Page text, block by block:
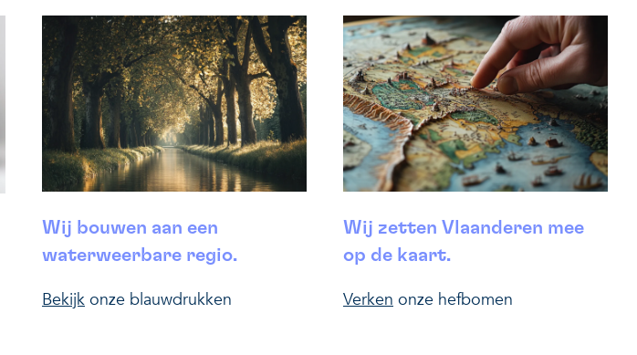
Wij bouwen aan een
waterweerbare regio.
Bekijk onze blauwdrukken
Wij zetten Vlaanderen mee
op de kaart.
Verken onze hefbomen